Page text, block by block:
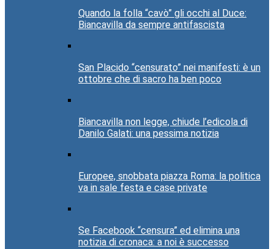
Quando la folla “cavò” gli occhi al Duce:
Biancavilla da sempre antifascista
San Placido “censurato” nei manifesti: è un
ottobre che di sacro ha ben poco
Biancavilla non legge, chiude l’edicola di
Danilo Galati: una pessima notizia
Europee, snobbata piazza Roma: la politica
va in sale festa e case private
Se Facebook “censura” ed elimina una
notizia di cronaca: a noi è successo